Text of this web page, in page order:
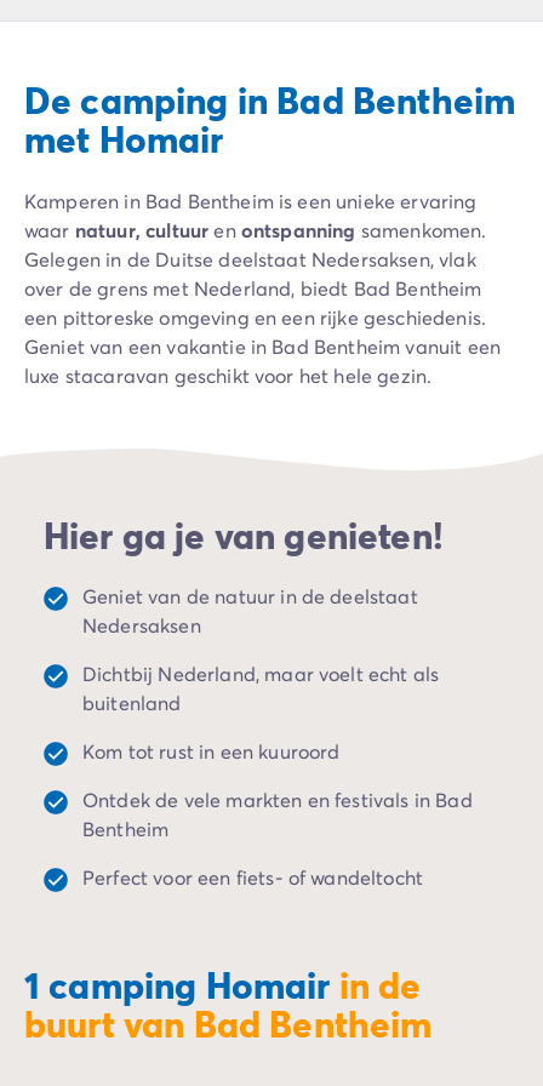
Camping Annecy
Camping Italië
Camping Emilia Romagna
Camping Rome
Camping Lombardije
Camping Gardameer
Camping Peschiera Del Garda
Camping Lago Maggiore
Camping Puglia
Camping Sardinië
Camping Lazise
Camping Spanje
Camping Cantabrië
Camping San Sebastian
Camping Algarve
Andere bestemmingen
Camping Friesland
Camping Gelderland
Camping Arnhem
Camping Nijmegen
Camping Noord-Brabant
Camping Overijssel
De camping in Bad Bentheim
met Homair
Kamperen in Bad Bentheim is een unieke ervaring
waar natuur, cultuurenontspanning samenkomen.
Gelegen in de Duitse deelstaat Nedersaksen, vlak
over de grens met Nederland, biedt Bad Bentheim
een pittoreske omgeving en een rijke geschiedenis.
Geniet van een vakantie in Bad Bentheim vanuit een
luxe stacaravan geschikt voor het hele gezin.
Hier ga je van genieten!
Geniet van de natuur in de deelstaat
Nedersaksen
Dichtbij Nederland, maar voelt echt als
buitenland
Kom tot rust in een kuuroord
Ontdek de vele markten en festivals in Bad
Bentheim
Perfect voor een fiets- of wandeltocht
1 camping Homair in de
buurt van Bad Bentheim